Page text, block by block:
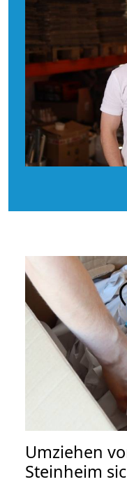
Umziehen
Steinheim